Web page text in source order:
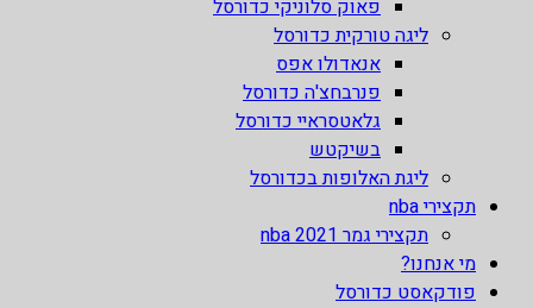
פאוק סלוניקי כדורסל
ליגה טורקית כדורסל
אנאדולו אפס
פנרבחצ'ה כדורסל
גלאטסראיי כדורסל
בשיקטש
ליגת האלופות בכדורסל
תקצירי nba
תקצירי גמר nba 2021
מי אנחנו?
פודקאסט כדורסל